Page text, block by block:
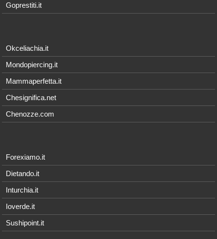
Goprestiti.it
Okceliachia.it
Mondopiercing.it
Mammaperfetta.it
Chesignifica.net
Chenozze.com
Forexiamo.it
Dietando.it
Inturchia.it
Ioverde.it
Sushipoint.it